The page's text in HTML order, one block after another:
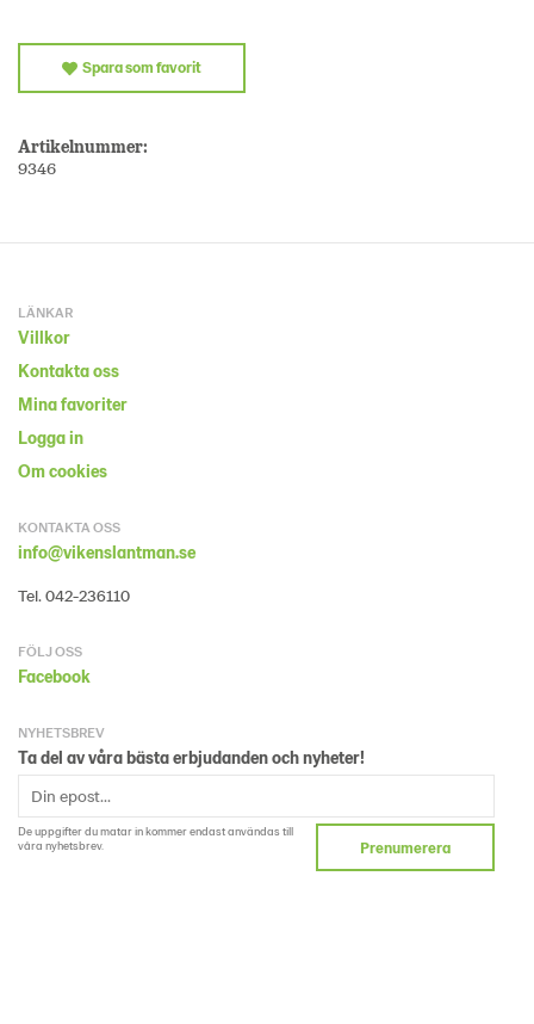
Spara som favorit
Artikelnummer:
9346
LÄNKAR
Villkor
Kontakta oss
Mina favoriter
Logga in
Om cookies
KONTAKTA OSS
info@vikenslantman.se
Tel. 042-236110
FÖLJ OSS
Facebook
NYHETSBREV
Ta del av våra bästa erbjudanden och nyheter!
De uppgifter du matar in kommer endast användas till
våra nyhetsbrev.
Prenumerera